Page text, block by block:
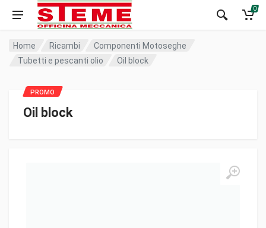
0
Home Ricambi
Componenti Motoseghe
Tubetti e pescanti olio
Oil block
Oil block